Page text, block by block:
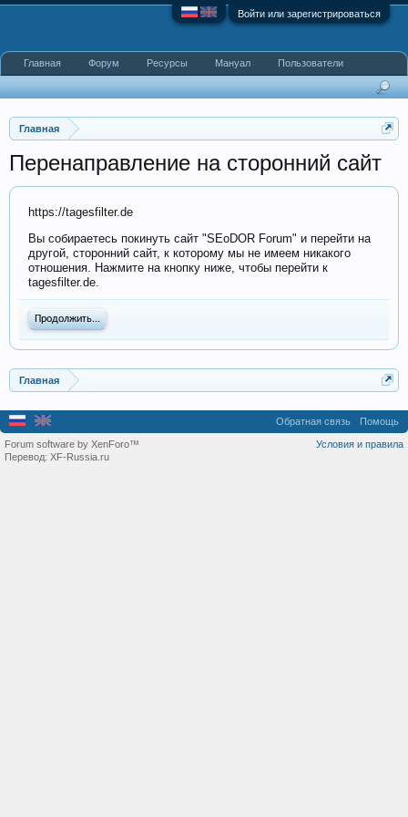
Войти или зарегистрироваться
Главная
Перенаправление на сторонний сайт
https://tagesfilter.de
Вы собираетесь покинуть сайт "SEoDOR Forum" и перейти на
другой, сторонний сайт, к которому мы не имеем никакого
отношения. Нажмите на кнопку ниже, чтобы перейти к
tagesfilter.de.
Продолжить...
Главная
Главная Форум Ресурсы Мануал Пользователи
Обратная связь Помощь
Условия и правила
Forum software by XenForo™
Перевод: XF-Russia.ru